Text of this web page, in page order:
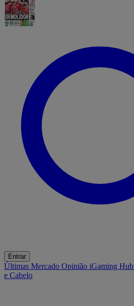
Entrar
Últimas Mercado Opinião iGaming Hub
e Cabelo